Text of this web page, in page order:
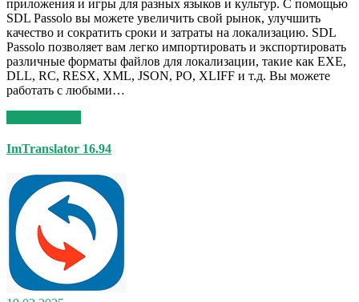
приложения и игры для разных языков и культур. С помощью
SDL Passolo вы можете увеличить свой рынок, улучшить
качество и сократить сроки и затраты на локализацию. SDL
Passolo позволяет вам легко импортировать и экспортировать
различные форматы файлов для локализации, такие как EXE,
DLL, RC, RESX, XML, JSON, PO, XLIFF и т.д. Вы можете
работать с любыми…
ImTranslator 16.94